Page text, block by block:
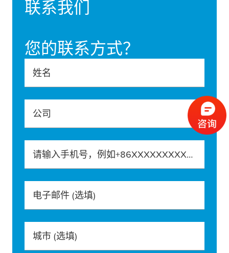
联系我们
您的联系方式？
姓名
公司
请输入手机号，例如+86XXXXXXXXXXX
电子邮件 (选填)
城市 (选填)